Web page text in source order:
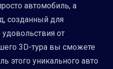
автомобиль, а
созданный для
от
3D-тура вы сможете
этого уникального авто